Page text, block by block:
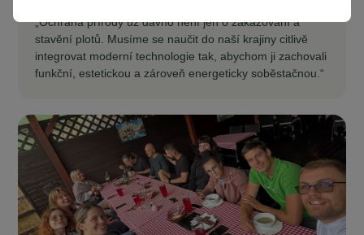
„Ochrana přírody už dávno není jen o zakazování a
stavění plotů. Musíme se naučit do naší krajiny citlivě
integrovat moderní technologie tak, abychom ji zachovali
funkční, estetickou a zároveň energeticky soběstačnou.“